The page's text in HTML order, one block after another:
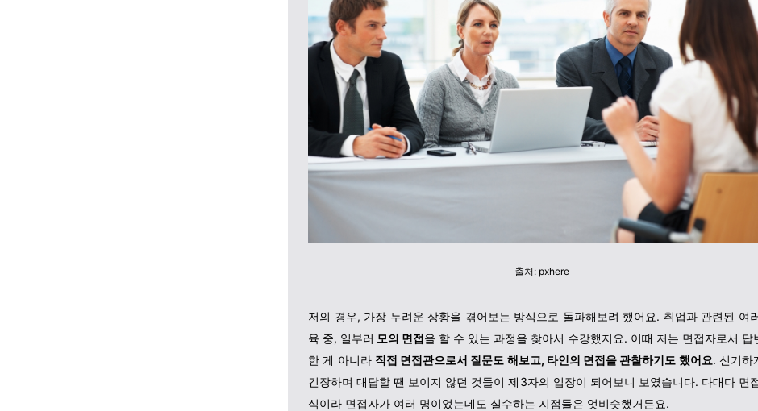
출처: pxhere
저의 경우, 가장 두려운 상황을 겪어보는 방식으로 돌파해보려 했어요. 취업과 관련된 여
육 중, 일부러 모의 면접을 할 수 있는 과정을 찾아서 수강했지요. 이때 저는 면접자로서 답
한 게 아니라 직접 면접관으로서 질문도 해보고, 타인의 면접을 관찰하기도 했어요. 신기하
긴장하며 대답할 땐 보이지 않던 것들이 제3자의 입장이 되어보니 보였습니다. 다대다 면
식이라 면접자가 여러 명이었는데도 실수하는 지점들은 엇비슷했거든요.